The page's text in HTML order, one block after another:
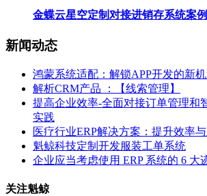
金蝶云星空定制对接进销存系统案例
新闻动态
鸿蒙系统适配：解锁APP开发的新
解析CRM产品 ：【线索管理】
提高企业效率-全面对接订单管理和
实践
医疗行业ERP解决方案：提升效率
魁鲸科技定制开发服装工单系统
企业应当考虑使用 ERP 系统的 6 大
关注魁鲸